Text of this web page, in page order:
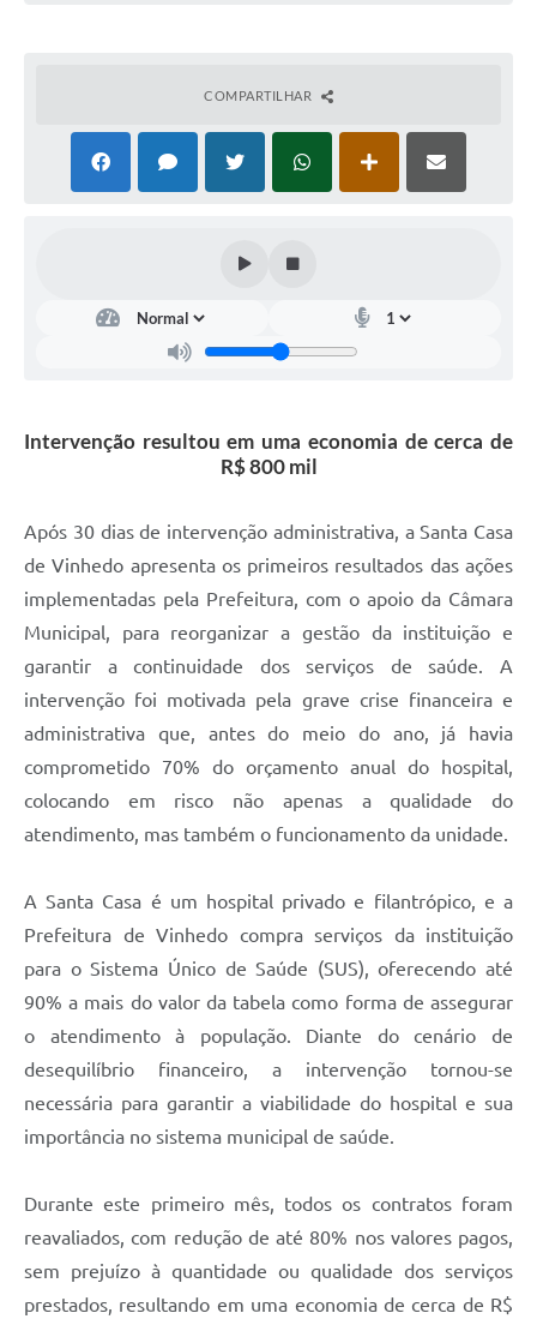
Associação dos Servidores Públicos Municipais de
Vinhedo
Arquivos para Download
Contas Públicas
Links Úteis
COMPARTILHAR
Intervenção resultou em uma economia de cerca de
R$ 800 mil
Após 30 dias de intervenção administrativa, a Santa Casa
de Vinhedo apresenta os primeiros resultados das ações
implementadas pela Prefeitura, com o apoio da Câmara
Municipal, para reorganizar a gestão da instituição e
garantir a continuidade dos serviços de saúde. A
intervenção foi motivada pela grave crise financeira e
administrativa que, antes do meio do ano, já havia
comprometido 70% do orçamento anual do hospital,
colocando em risco não apenas a qualidade do
atendimento, mas também o funcionamento da unidade.
A Santa Casa é um hospital privado e filantrópico, e a
Prefeitura de Vinhedo compra serviços da instituição
para o Sistema Único de Saúde (SUS), oferecendo até
90% a mais do valor da tabela como forma de assegurar
o atendimento à população. Diante do cenário de
desequilíbrio financeiro, a intervenção tornou-se
necessária para garantir a viabilidade do hospital e sua
importância no sistema municipal de saúde.
Durante este primeiro mês, todos os contratos foram
reavaliados, com redução de até 80% nos valores pagos,
sem prejuízo à quantidade ou qualidade dos serviços
prestados, resultando em uma economia de cerca de R$